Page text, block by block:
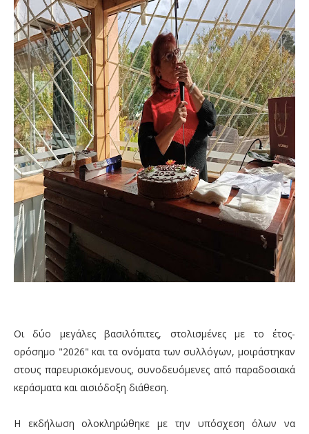
Οι δύο μεγάλες βασιλόπιτες, στολισμένες με το έτος-
ορόσημο "2026" και τα ονόματα των συλλόγων, μοιράστηκαν
στους παρευρισκόμενους, συνοδευόμενες από παραδοσιακά
κεράσματα και αισιόδοξη διάθεση.
Η εκδήλωση ολοκληρώθηκε με την υπόσχεση όλων να